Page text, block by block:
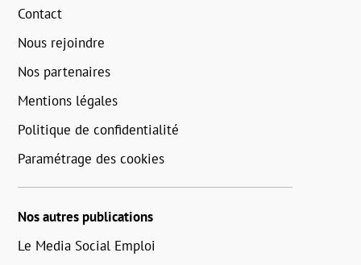
Contact
Nous rejoindre
Nos partenaires
Mentions légales
Politique de confidentialité
Paramétrage des cookies
Nos autres publications
Le Media Social Emploi